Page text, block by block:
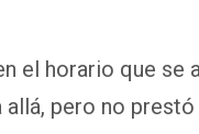
el horario que
pero no